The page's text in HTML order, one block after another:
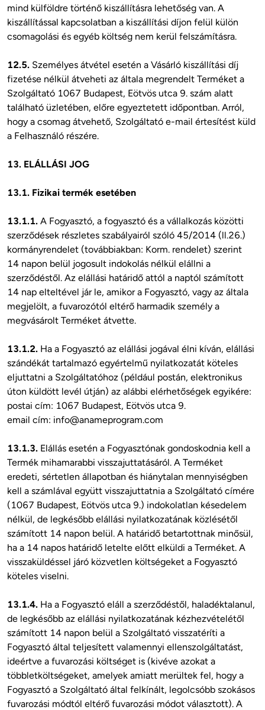
mind külföldre történő kiszállításra lehetőség van. A
kiszállítással kapcsolatban a kiszállítási díjon felül külön
csomagolási és egyéb költség nem kerül felszámításra.
12.5. Személyes átvétel esetén a Vásárló kiszállítási díj
fizetése nélkül átveheti az általa megrendelt Terméket a
Szolgáltató 1067 Budapest, Eötvös utca 9. szám alatt
található üzletében, előre egyeztetett időpontban. Arról,
hogy a csomag átvehető, Szolgáltató e-mail értesítést küld
a Felhasználó részére.
13. ELÁLLÁSI JOG
13.1. Fizikai termék esetében
13.1.1. A Fogyasztó, a fogyasztó és a vállalkozás közötti
szerződések részletes szabályairól szóló 45/2014 (ll.26.)
kormányrendelet (továbbiakban: Korm. rendelet) szerint
14 napon belül jogosult indokolás nélkül elállni a
szerződéstől. Az elállási határidő attól a naptól számított
14 nap elteltével jár le, amikor a Fogyasztó, vagy az általa
megjelölt, a fuvarozótól eltérő harmadik személy a
megvásárolt Terméket átvette.
13.1.2. Ha a Fogyasztó az elállási jogával élni kíván, elállási
szándékát tartalmazó egyértelmű nyilatkozatát köteles
eljuttatni a Szolgáltatóhoz (például postán, elektronikus
úton küldött levél útján) az alábbi elérhetőségek egyikére:
postai cím: 1067 Budapest, Eötvös utca 9.
email cím: info@anameprogram.com
13.1.3. Elállás esetén a Fogyasztónak gondoskodnia kell a
Termék mihamarabbi visszajuttatásáról. A Terméket
eredeti, sértetlen állapotban és hiánytalan mennyiségben
kell a számlával együtt visszajuttatnia a Szolgáltató címére
(1067 Budapest, Eötvös utca 9.) indokolatlan késedelem
nélkül, de legkésőbb elállási nyilatkozatának közlésétől
számított 14 napon belül. A határidő betartottnak minősül,
ha a 14 napos határidő letelte előtt elküldi a Terméket. A
visszaküldéssel járó közvetlen költségeket a Fogyasztó
köteles viselni.
13.1.4. Ha a Fogyasztó eláll a szerződéstől, haladéktalanul,
de legkésőbb az elállási nyilatkozatának kézhezvételétől
számított 14 napon belül a Szolgáltató visszatéríti a
Fogyasztó által teljesített valamennyi ellenszolgáltatást,
ideértve a fuvarozási költséget is (kivéve azokat a
többletköltségeket, amelyek amiatt merültek fel, hogy a
Fogyasztó a Szolgáltató által felkínált, legolcsóbb szokásos
fuvarozási módtól eltérő fuvarozási módot választott). A